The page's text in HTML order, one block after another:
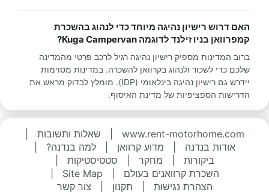
האם דרוש רישיון נהיגה מיוחד כדי לנהוג בהשכרת
קמפרוואן בניו זילנד לדוגמה Kuga Campervan?
ברוב המדינות מספיק רישיון נהיגה רגיל לרכב פרטי מהמדינה
שלכם כדי לשכור ולנהוג בקרוואן להשכרה. במדינות מסוימות
יידרש גם רישיון נהיגה בינלאומי (IDP). מומלץ לבדוק מראש את
הדרישות הספציפיות של מדינת האיסוף.
www.rent-motorhome.com שאלות ותשובות
אודות בנדנה
מדוע קרוואן למה בנדנה?
ביקורות
מחקר סטטיסטיקות
השכרת קרוואנים בעולם
Site Map
הצהרת נגישות
תקנון צור קשר